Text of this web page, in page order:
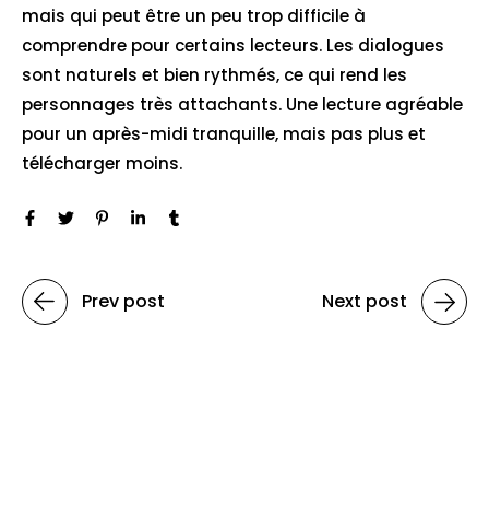
mais qui peut être un peu trop difficile à
comprendre pour certains lecteurs. Les dialogues
sont naturels et bien rythmés, ce qui rend les
personnages très attachants. Une lecture agréable
pour un après-midi tranquille, mais pas plus et
télécharger moins.
Prev post Next post